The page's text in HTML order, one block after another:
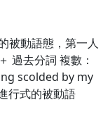
被動語態，第一人
過去分詞 複數：
scolded by my
行式的被動語